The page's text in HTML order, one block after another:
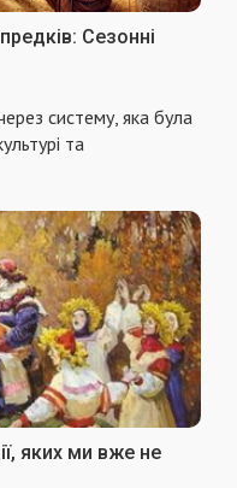
Сезонні
систему, яка була
та
яких ми вже не